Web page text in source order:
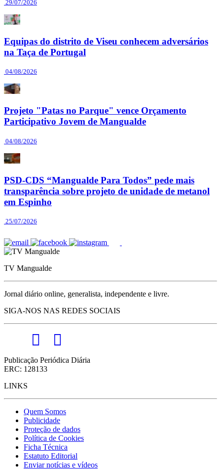
29/07/2026
Equipas do distrito de Viseu conhecem adversários
na Taça de Portugal
04/08/2026
Projeto "Patas no Parque" vence Orçamento
Participativo Jovem de Mangualde
04/08/2026
PSD-CDS “Mangualde Para Todos” pede mais
transparência sobre projeto de unidade de metanol
em Espinho
25/07/2026
TV Mangualde
Jornal diário online, generalista, independente e livre.
SIGA-NOS NAS REDES SOCIAIS
Publicação Periódica Diária
ERC: 128133
LINKS
Quem Somos
Publicidade
Proteção de dados
Política de Cookies
Ficha Técnica
Estatuto Editorial
Enviar notícias e vídeos